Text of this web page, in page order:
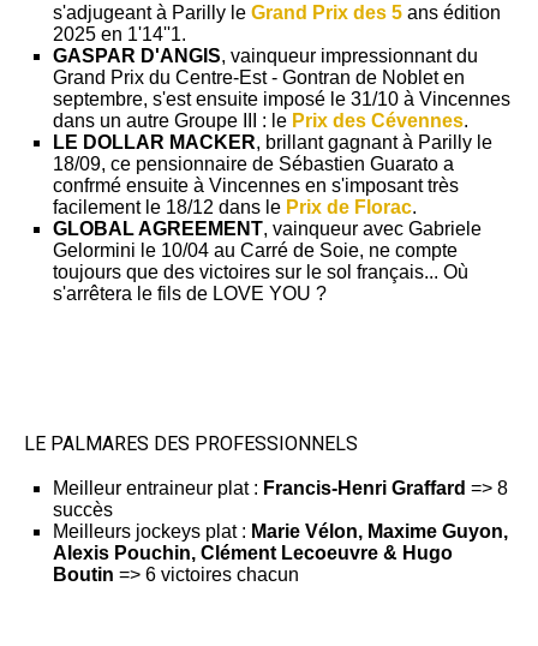
s'adjugeant à Parilly le Grand Prix des 5 ans édition
2025 en 1'14''1.
GASPAR D'ANGIS, vainqueur impressionnant du
Grand Prix du Centre-Est - Gontran de Noblet en
septembre, s'est ensuite imposé le 31/10 à Vincennes
dans un autre Groupe III : le Prix des Cévennes.
LE DOLLAR MACKER, brillant gagnant à Parilly le
18/09, ce pensionnaire de Sébastien Guarato a
confrmé ensuite à Vincennes en s'imposant très
facilement le 18/12 dans le Prix de Florac.
GLOBAL AGREEMENT, vainqueur avec Gabriele
Gelormini le 10/04 au Carré de Soie, ne compte
toujours que des victoires sur le sol français... Où
s'arrêtera le fils de LOVE YOU ?
LE PALMARES DES PROFESSIONNELS
Meilleur entraineur plat : Francis-Henri Graffard => 8
succès
Meilleurs jockeys plat : Marie Vélon, Maxime Guyon,
Alexis Pouchin, Clément Lecoeuvre & Hugo
Boutin => 6 victoires chacun